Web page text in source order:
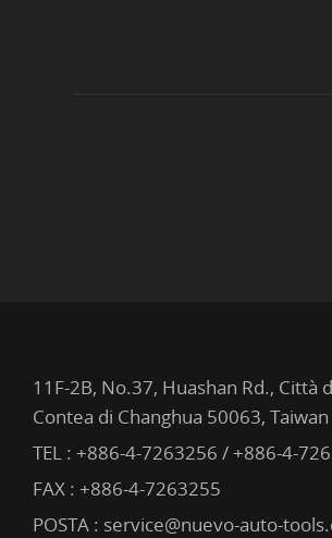
11F-2B, No.37, Huashan Rd., Città
Contea di Changhua 50063, Taiwan
TEL : +886-4-7263256 / +886-4-
FAX : +886-4-7263255
POSTA : service@nuevo-auto-